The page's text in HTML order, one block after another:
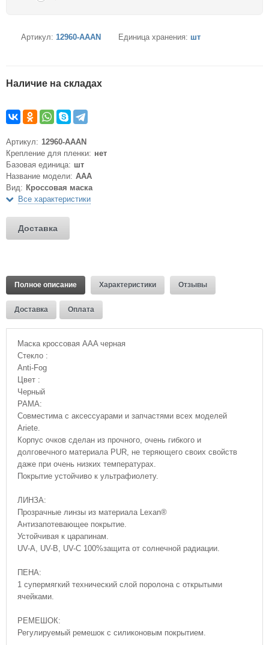
Артикул: 12960-AAAN Единица хранения: шт
Наличие на складах
Артикул: 12960-AAAN
Крепление для пленки: нет
Базовая единица: шт
Название модели: AAA
Вид: Кроссовая маска
Все характеристики
Доставка
Полное описание Характеристики Отзывы
Доставка Оплата
Маска кроссовая AAA черная
Стекло :
Anti-Fog
Цвет :
Черный
РАMА:
Совместима с аксессуарами и запчастями всех моделей
Ariete.
Корпус очков сделан из прочного, очень гибкого и
долговечного материала PUR, не теряющего своих свойств
даже при очень низких температурах.
Покрытие устойчиво к ультрафиолету.
ЛИНЗА:
Прозрачные линзы из материала Lexan®
Антизапотевающее покрытие.
Устойчивая к царапинам.
UV-A, UV-B, UV-C 100%защита от солнечной радиации.
ПЕНА:
1 супермягкий технический слой поролона с открытыми
ячейками.
РЕМЕШОК:
Регулируемый ремешок с силиконовым покрытием.